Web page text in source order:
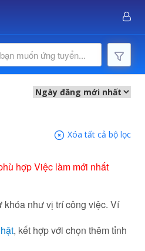
Xóa tất cả bộ lọc
hợp Việc làm mới nhất
khóa như vị trí công việc. Ví
, kết hợp với chọn thêm tỉnh